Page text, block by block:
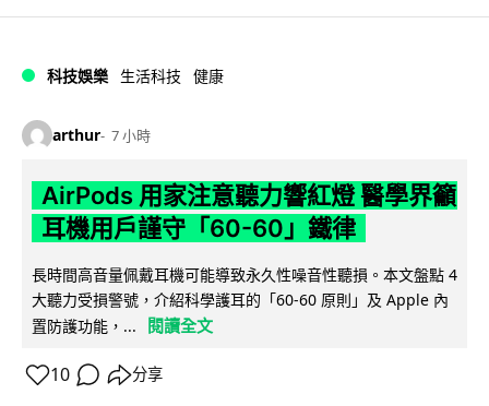
科技娛樂 生活科技 健康
arthur 7 小時
AirPods 用家注意聽力響紅燈 醫學界籲
耳機用戶謹守「60-60」鐵律
長時間高音量佩戴耳機可能導致永久性噪音性聽損。本文盤點 4
大聽力受損警號，介紹科學護耳的「60-60 原則」及 Apple 內
置防護功能，...
閱讀全文
10 分享